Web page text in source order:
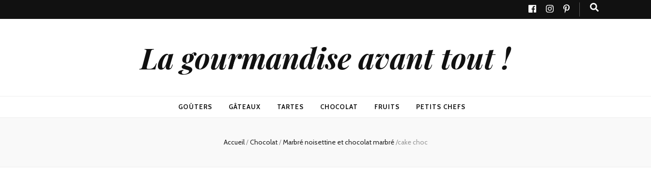
La gourmandise avant tout !
GOÛTERS GÂTEAUX TARTES CHOCOLAT FRUITS PETITS CHEFS
Accueil/Chocolat/Marbré noisettine et chocolat marbré/cake choc